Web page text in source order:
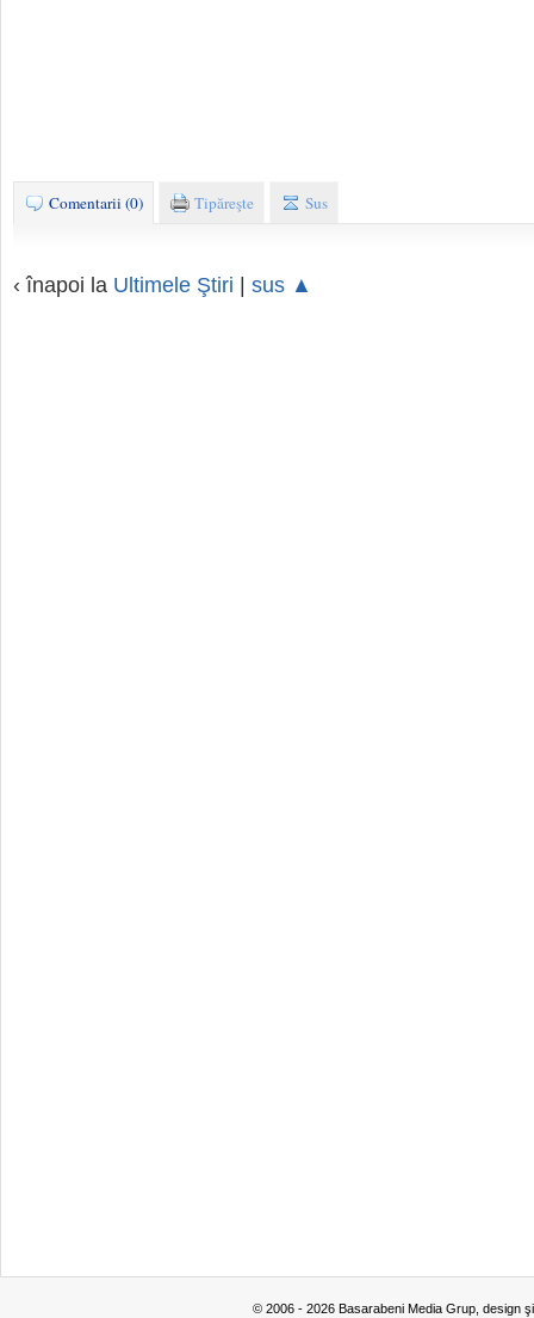
Comentarii (0) Tipăreşte Sus
‹ înapoi la Ultimele Ştiri | sus ▲
© 2006 - 2026 Basarabeni Media Grup, design